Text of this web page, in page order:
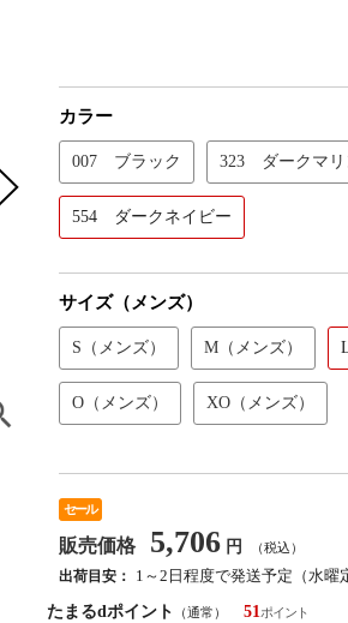
カラー
007 ブラック 323 ダークマリ
554 ダークネイビー
サイズ（メンズ）
S（メンズ） M（メンズ）
O（メンズ） XO（メンズ）
セール
販売価格 5,706 円 （税込）
出荷目安：
1～2日程度で発送予定（水曜
たまるdポイント
（通常）
51